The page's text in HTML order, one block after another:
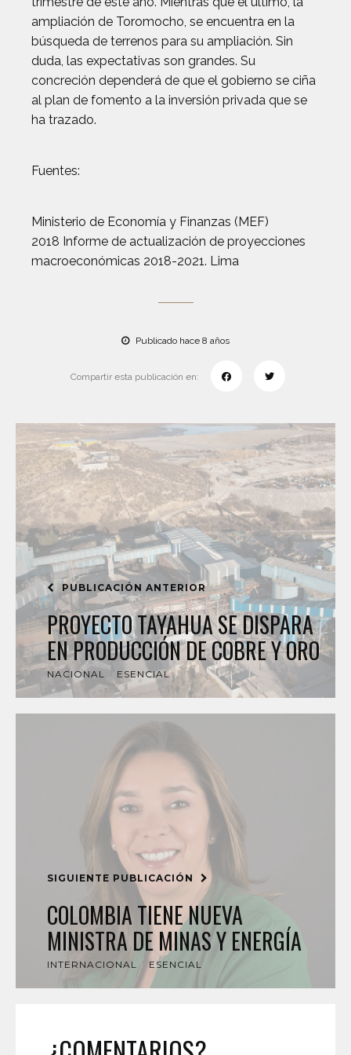
ampliación de Toromocho, se encuentra en la
búsqueda de terrenos para su ampliación. Sin
duda, las expectativas son grandes. Su
concreción dependerá de que el gobierno se ciña
al plan de fomento a la inversión privada que se
ha trazado.
Fuentes:
Ministerio de Economía y Finanzas (MEF)
2018 Informe de actualización de proyecciones
macroeconómicas 2018-2021. Lima
Publicado hace 8 años
Compartir esta publicación en:
PUBLICACIÓN ANTERIOR
PROYECTO TAYAHUA SE DISPARA
EN PRODUCCIÓN DE COBRE Y ORO
NACIONAL ESENCIAL
SIGUIENTE PUBLICACIÓN
COLOMBIA TIENE NUEVA
MINISTRA DE MINAS Y ENERGÍA
INTERNACIONAL ESENCIAL